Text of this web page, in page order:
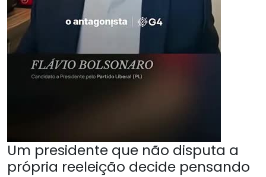
Um presidente que não disputa a
própria reeleição decide pensando